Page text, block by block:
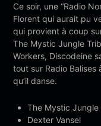
Ce soir, une “Radio
Florent qui aurait pu
qui provient à coup
The Mystic Jungle
Workers, Discodeine
tout sur Radio Balises
qu’il danse.
The Mystic Jungle
Dexter Vansel